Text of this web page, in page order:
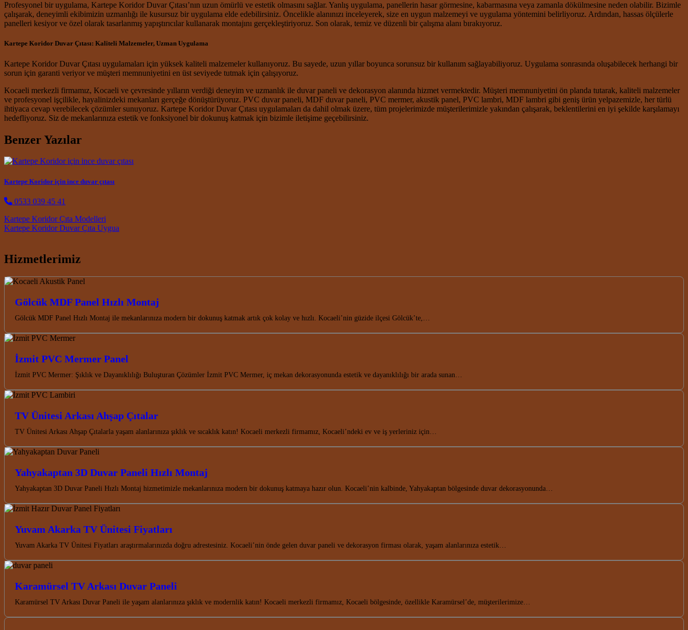
Profesyonel bir uygulama, Kartepe Koridor Duvar Çıtası’nın uzun ömürlü ve estetik olmasını sağlar. Yanlış uygulama, panellerin hasar görmesine, kabarmasına veya zamanla dökülmesine neden olabilir. Bizimle
çalışarak, deneyimli ekibimizin uzmanlığı ile kusursuz bir uygulama elde edebilirsiniz. Öncelikle alanınızı inceleyerek, size en uygun malzemeyi ve uygulama yöntemini belirliyoruz. Ardından, hassas ölçülerle
panelleri kesiyor ve özel olarak tasarlanmış yapıştırıcılar kullanarak montajını gerçekleştiriyoruz. Son olarak, temiz ve düzenli bir çalışma alanı bırakıyoruz.
Kartepe Koridor Duvar Çıtası: Kaliteli Malzemeler, Uzman Uygulama
Kartepe Koridor Duvar Çıtası uygulamaları için yüksek kaliteli malzemeler kullanıyoruz. Bu sayede, uzun yıllar boyunca sorunsuz bir kullanım sağlayabiliyoruz. Uygulama sonrasında oluşabilecek herhangi bir
sorun için garanti veriyor ve müşteri memnuniyetini en üst seviyede tutmak için çalışıyoruz.
Kocaeli merkezli firmamız, Kocaeli ve çevresinde yılların verdiği deneyim ve uzmanlık ile duvar paneli ve dekorasyon alanında hizmet vermektedir. Müşteri memnuniyetini ön planda tutarak, kaliteli malzemeler
ve profesyonel işçilikle, hayalinizdeki mekanları gerçeğe dönüştürüyoruz. PVC duvar paneli, MDF duvar paneli, PVC mermer, akustik panel, PVC lambri, MDF lambri gibi geniş ürün yelpazemizle, her türlü
ihtiyaca cevap verebilecek çözümler sunuyoruz. Kartepe Koridor Duvar Çıtası uygulamaları da dahil olmak üzere, tüm projelerimizde müşterilerimizle yakından çalışarak, beklentilerini en iyi şekilde karşılamayı
hedefliyoruz. Siz de mekanlarınıza estetik ve fonksiyonel bir dokunuş katmak için bizimle iletişime geçebilirsiniz.
Benzer Yazılar
Kartepe Koridor için ince duvar çıtası
0533 039 45 41
Post navigation
Kartepe Koridor Çıta Modelleri
Kartepe Koridor Duvar Çıta Uygua
Hizmetlerimiz
Gölcük MDF Panel Hızlı Montaj
Gölcük MDF Panel Hızlı Montaj ile mekanlarınıza modern bir dokunuş katmak artık çok kolay ve hızlı. Kocaeli’nin güzide ilçesi Gölcük’te,…
İzmit PVC Mermer Panel
İzmit PVC Mermer: Şıklık ve Dayanıklılığı Buluşturan Çözümler İzmit PVC Mermer, iç mekan dekorasyonunda estetik ve dayanıklılığı bir arada sunan…
TV Ünitesi Arkası Ahşap Çıtalar
TV Ünitesi Arkası Ahşap Çıtalarla yaşam alanlarınıza şıklık ve sıcaklık katın! Kocaeli merkezli firmamız, Kocaeli’ndeki ev ve iş yerleriniz için…
Yahyakaptan 3D Duvar Paneli Hızlı Montaj
Yahyakaptan 3D Duvar Paneli Hızlı Montaj hizmetimizle mekanlarınıza modern bir dokunuş katmaya hazır olun. Kocaeli’nin kalbinde, Yahyakaptan bölgesinde duvar dekorasyonunda…
Yuvam Akarka TV Ünitesi Fiyatları
Yuvam Akarka TV Ünitesi Fiyatları araştırmalarınızda doğru adrestesiniz. Kocaeli’nin önde gelen duvar paneli ve dekorasyon firması olarak, yaşam alanlarınıza estetik…
Karamürsel TV Arkası Duvar Paneli
Karamürsel TV Arkası Duvar Paneli ile yaşam alanlarınıza şıklık ve modernlik katın! Kocaeli merkezli firmamız, Kocaeli bölgesinde, özellikle Karamürsel’de, müşterilerimize…